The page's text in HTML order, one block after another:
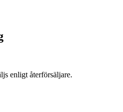
enligt återförsäljare.